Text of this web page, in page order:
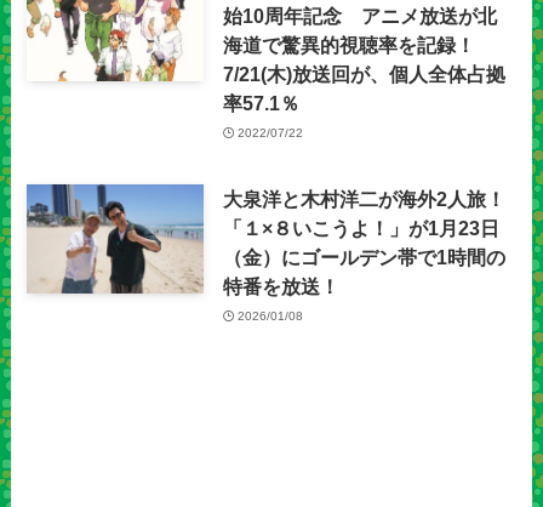
始10周年記念 アニメ放送が北
海道で驚異的視聴率を記録！
7/21(木)放送回が、個人全体占拠
率57.1％
2022/07/22
大泉洋と木村洋二が海外2人旅！
「１×８いこうよ！」が1月23日
（金）にゴールデン帯で1時間の
特番を放送！
2026/01/08